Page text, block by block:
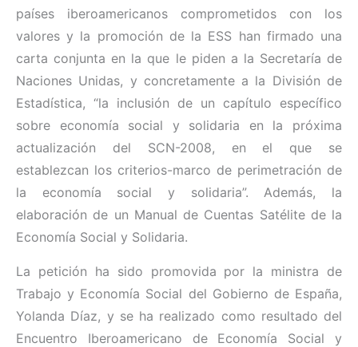
países iberoamericanos comprometidos con los
valores y la promoción de la ESS han firmado una
carta conjunta en la que le piden a la Secretaría de
Naciones Unidas, y concretamente a la División de
Estadística, “la inclusión de un capítulo específico
sobre economía social y solidaria en la próxima
actualización del SCN-2008, en el que se
establezcan los criterios-marco de perimetración de
la economía social y solidaria”. Además, la
elaboración de un Manual de Cuentas Satélite de la
Economía Social y Solidaria.
La petición ha sido promovida por la ministra de
Trabajo y Economía Social del Gobierno de España,
Yolanda Díaz, y se ha realizado como resultado del
Encuentro Iberoamericano de Economía Social y